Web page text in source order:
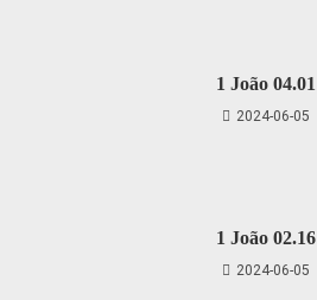
1 João 04.01
2024-06-05
1 João 02.16
2024-06-05